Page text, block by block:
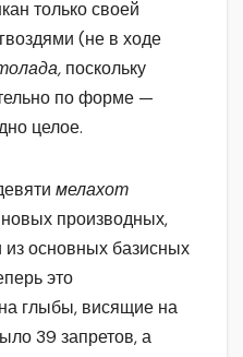
только своей
(не в ходе
поскольку
по форме —
целое.
мелахот
производных,
основных базисных
это
глыбы, висящие на
39 запретов, а